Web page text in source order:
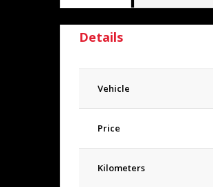
Details
Vehicle
Price
Kilometers